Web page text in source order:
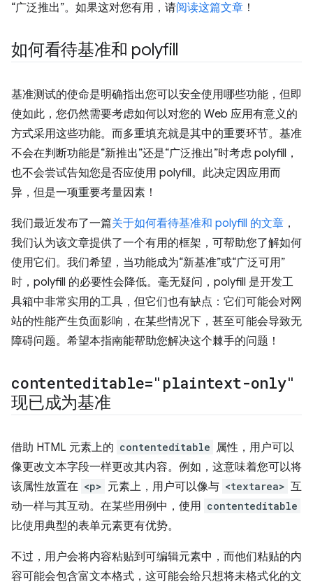
“广泛推出”。如果这对您有用，请阅读这篇文章 ！
如何看待基准和 polyfill
基准测试的使命是明确指出您可以安全使用哪些功能，但即
使如此，您仍然需要考虑如何以对您的 Web 应用有意义的
方式采用这些功能。而多重填充就是其中的重要环节。基准
不会在判断功能是“新推出”还是“广泛推出”时考虑 polyfill，
也不会尝试告知您是否应使用 polyfill。此决定因应用而
异，但是一项重要考量因素！
我们最近发布了一篇关于如何看待基准和 polyfill 的文章 ，
我们认为该文章提供了一个有用的框架，可帮助您了解如何
使用它们。我们希望，当功能成为“新基准”或“广泛可用”
时，polyfill 的必要性会降低。毫无疑问，polyfill 是开发工
具箱中非常实用的工具，但它们也有缺点：它们可能会对网
站的性能产生负面影响，在某些情况下，甚至可能会导致无
障碍问题。希望本指南能帮助您解决这个棘手的问题！
contenteditable="plaintext-only"
现已成为基准
借助 HTML 元素上的 contenteditable 属性，用户可以
像更改文本字段一样更改其内容。例如，这意味着您可以将
该属性放置在 <p> 元素上，用户可以像与 <textarea> 互
动一样与其互动。在某些用例中，使用 contenteditable
比使用典型的表单元素更有优势。
不过，用户会将内容粘贴到可编辑元素中，而他们粘贴的内
容可能会包含富文本格式，这可能会给只想将未格式化的文